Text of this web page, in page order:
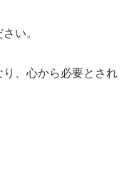
い。
、心から必要とされ